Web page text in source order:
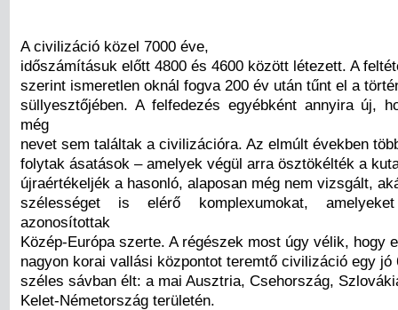
A civilizáció közel 7000 éve,
időszámításuk előtt 4800 és 4600 között létezett. A
szerint ismeretlen oknál fogva 200 év után tűnt el a
süllyesztőjében. A felfedezés egyébként annyira új,
még
nevet sem találtak a civilizációra. Az elmúlt években
folytak ásatások – amelyek végül arra ösztökélték a
újraértékeljék a hasonló, alaposan még nem vizsgált,
szélességet is elérő komplexumokat,
azonosítottak
Közép-Európa szerte. A régészek most úgy vélik, hogy
nagyon korai vallási központot teremtő civilizáció egy jó
széles sávban élt: a mai Ausztria, Csehország,
Kelet-Németország területén.